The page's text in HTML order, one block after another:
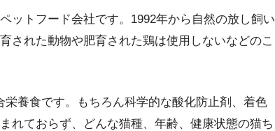
ットフード会社です。1992年から自然の放し飼い
された動物や肥育された鶏は使用しないなどのこ
養食です。もちろん科学的な酸化防止剤、着色
れておらず、どんな猫種、年齢、健康状態の猫ち